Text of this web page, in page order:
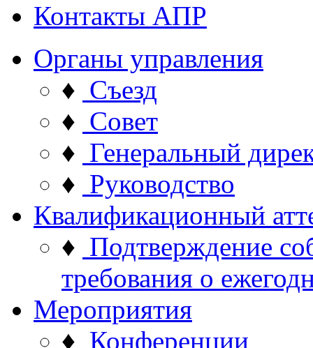
Контакты АПР
Органы управления
♦ Съезд
♦ Совет
♦ Генеральный
♦ Руководство
Квалификационный
♦ Подтверждение
требования о
Мероприятия
♦ Конференции